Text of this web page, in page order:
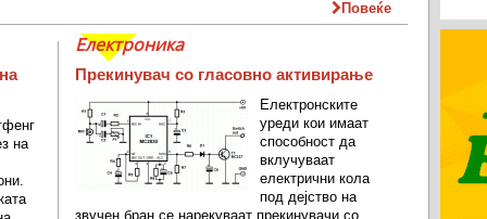
Повеќе
на
Електроника
Прекинувач со гласовно активирање
Електронските
уреди кои имаат
способност да
вклучуваат
електрични кола
под дејство на
звучен бран се нарекуваат прекинувачи со